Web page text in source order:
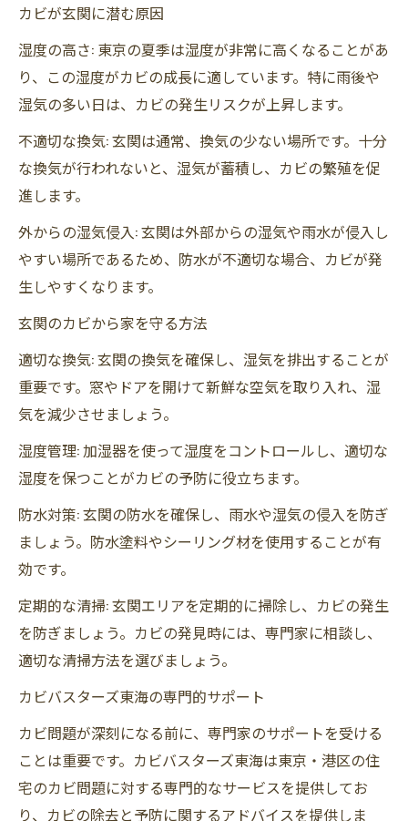
カビが玄関に潜む原因
湿度の高さ: 東京の夏季は湿度が非常に高くなることがあ
り、この湿度がカビの成長に適しています。特に雨後や
湿気の多い日は、カビの発生リスクが上昇します。
不適切な換気: 玄関は通常、換気の少ない場所です。十分
な換気が行われないと、湿気が蓄積し、カビの繁殖を促
進します。
外からの湿気侵入: 玄関は外部からの湿気や雨水が侵入し
やすい場所であるため、防水が不適切な場合、カビが発
生しやすくなります。
玄関のカビから家を守る方法
適切な換気: 玄関の換気を確保し、湿気を排出することが
重要です。窓やドアを開けて新鮮な空気を取り入れ、湿
気を減少させましょう。
湿度管理: 加湿器を使って湿度をコントロールし、適切な
湿度を保つことがカビの予防に役立ちます。
防水対策: 玄関の防水を確保し、雨水や湿気の侵入を防ぎ
ましょう。防水塗料やシーリング材を使用することが有
効です。
定期的な清掃: 玄関エリアを定期的に掃除し、カビの発生
を防ぎましょう。カビの発見時には、専門家に相談し、
適切な清掃方法を選びましょう。
カビバスターズ東海の専門的サポート
カビ問題が深刻になる前に、専門家のサポートを受ける
ことは重要です。カビバスターズ東海は東京・港区の住
宅のカビ問題に対する専門的なサービスを提供してお
り、カビの除去と予防に関するアドバイスを提供しま